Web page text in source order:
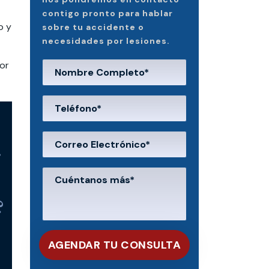
y
contigo pronto para hablar
sobre tu accidente o
necesidades por lesiones.